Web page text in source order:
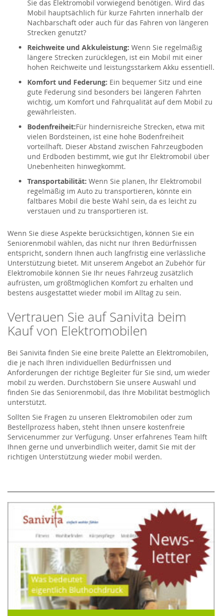
Sie das Elektromobil vorwiegend benötigen. Wird das
Mobil hauptsächlich für kurze Fahrten innerhalb der
Nachbarschaft oder auch für das Fahren von längeren
Strecken genutzt?
Reichweite und Akkuleistung: Wenn Sie regelmäßig
längere Strecken zurücklegen, ist ein Mobil mit einer
hohen Reichweite und leistungsstarkem Akku essentiell.
Komfort und Federung: Ein bequemer Sitz und eine
gute Federung sind besonders bei längeren Fahrten
wichtig, um Komfort und Fahrqualität auf dem Mobil zu
gewährleisten.
Bodenfreiheit:Für hindernisreiche Strecken, etwa mit
vielen Bordsteinen, ist eine hohe Bodenfreiheit
vorteilhaft. Dieser Abstand zwischen Fahrzeugboden
und Erdboden bestimmt, wie gut Ihr Elektromobil über
Unebenheiten hinwegkommt.
Transportabilität: Wenn Sie planen, Ihr Elektromobil
regelmäßig im Auto zu transportieren, könnte ein
faltbares Mobil die beste Wahl sein, da es leicht zu
verstauen und zu transportieren ist.
Wenn Sie diese Aspekte berücksichtigen, können Sie ein
Seniorenmobil wählen, das nicht nur Ihren Bedürfnissen
entspricht, sondern Ihnen auch langfristig eine verlässliche
Unterstützung bietet. Mit unserem Angebot an Zubehör für
Elektromobile können Sie Ihr neues Fahrzeug zusätzlich
aufrüsten, um größtmöglichen Komfort zu erhalten und
bestens ausgestattet wieder mobil im Alltag zu sein.
Vertrauen Sie auf Sanivita beim
Kauf von Elektromobilen
Bei Sanivita finden Sie eine breite Palette an Elektromobilen,
die je nach Ihren individuellen Bedürfnissen und
Anforderungen der richtige Begleiter für Sie sind, um wieder
mobil zu werden. Durchstöbern Sie unsere Auswahl und
finden Sie das Seniorenmobil, das Ihre Mobilität bestmöglich
unterstützt.
Sollten Sie Fragen zu unseren Elektromobilen oder zum
Bestellprozess haben, steht Ihnen unsere kostenfreie
Servicenummer zur Verfügung. Unser erfahrenes Team hilft
Ihnen gerne und unverbindlich weiter, damit Sie mit der
richtigen Unterstützung wieder mobil werden.